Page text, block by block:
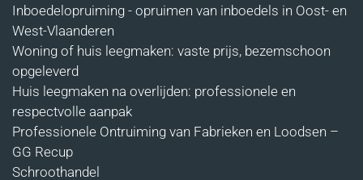
Inboedelopruiming - opruimen van inboedels in Oost- en
West-Vlaanderen
Woning of huis leegmaken: vaste prijs, bezemschoon
opgeleverd
Huis leegmaken na overlijden: professionele en
respectvolle aanpak
Professionele Ontruiming van Fabrieken en Loodsen –
GG Recup
Schroothandel